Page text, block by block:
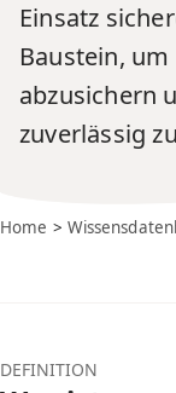
Einsatz
Baustein,
abzusichern
zuverlässig
Home >
DEFINITION